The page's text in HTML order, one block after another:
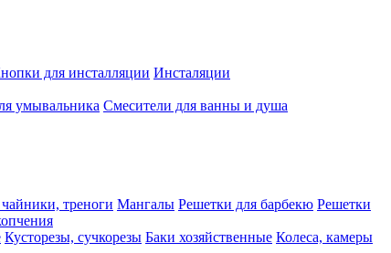
для инсталляции Инсталяции
умывальника Смесители для ванны и душа
треноги Мангалы Решетки для барбекю Решетки
Кусторезы, сучкорезы Баки хозяйственные Колеса, камеры